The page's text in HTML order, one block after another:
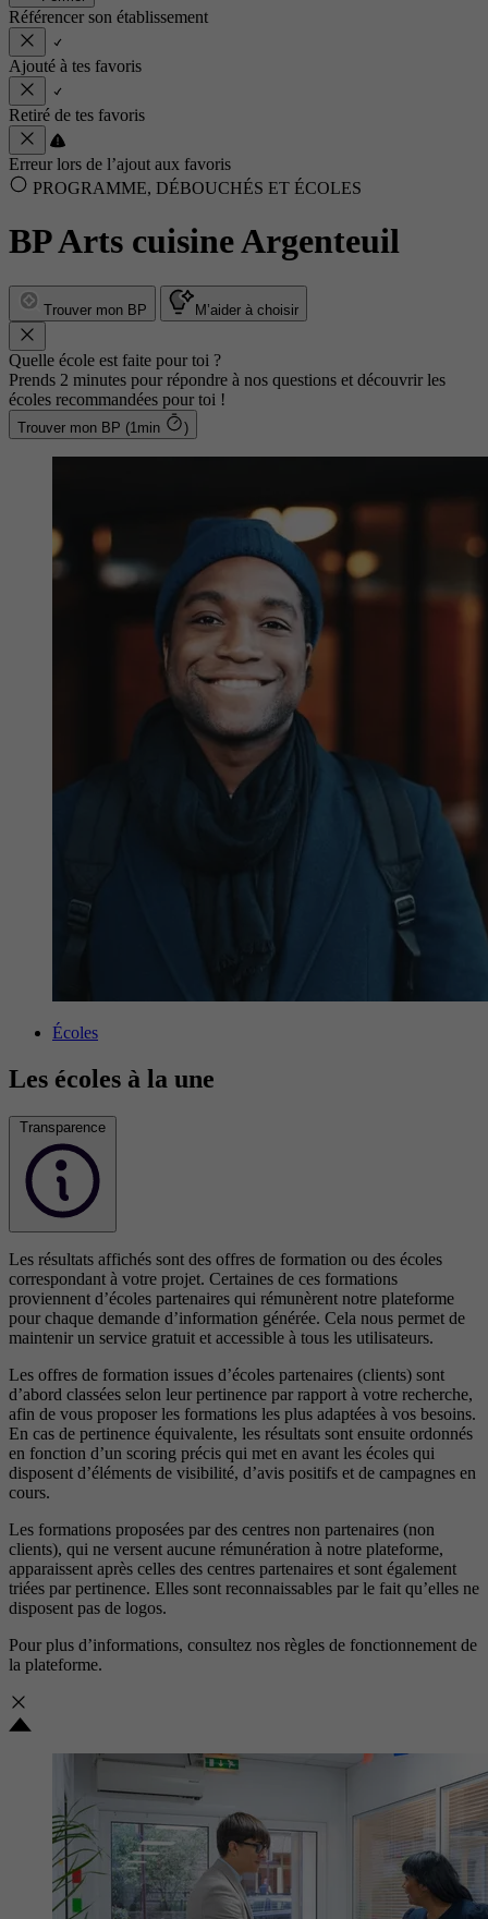
Référencer son établissement
Ajouté à tes favoris
Retiré de tes favoris
Erreur lors de l’ajout aux favoris
PROGRAMME, DÉBOUCHÉS ET ÉCOLES
BP Arts cuisine Argenteuil
Trouver mon BP M’aider à choisir
Quelle école est faite pour toi ?
Prends 2 minutes pour répondre à nos questions et découvrir les
écoles recommandées pour toi !
Trouver mon BP (1min )
Écoles
Les écoles à la une
Transparence
Les résultats affichés sont des offres de formation ou des écoles
correspondant à votre projet. Certaines de ces formations
proviennent d’écoles partenaires qui rémunèrent notre plateforme
pour chaque demande d’information générée. Cela nous permet de
maintenir un service gratuit et accessible à tous les utilisateurs.
Les offres de formation issues d’écoles partenaires (clients) sont
d’abord classées selon leur pertinence par rapport à votre recherche,
afin de vous proposer les formations les plus adaptées à vos besoins.
En cas de pertinence équivalente, les résultats sont ensuite ordonnés
en fonction d’un scoring précis qui met en avant les écoles qui
disposent d’éléments de visibilité, d’avis positifs et de campagnes en
cours.
Les formations proposées par des centres non partenaires (non
clients), qui ne versent aucune rémunération à notre plateforme,
apparaissent après celles des centres partenaires et sont également
triées par pertinence. Elles sont reconnaissables par le fait qu’elles ne
disposent pas de logos.
Pour plus d’informations, consultez nos règles de fonctionnement de
la plateforme.